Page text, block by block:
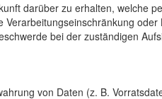
darüber zu erhalten, welche
bei der zuständigen
von Daten (z. B.